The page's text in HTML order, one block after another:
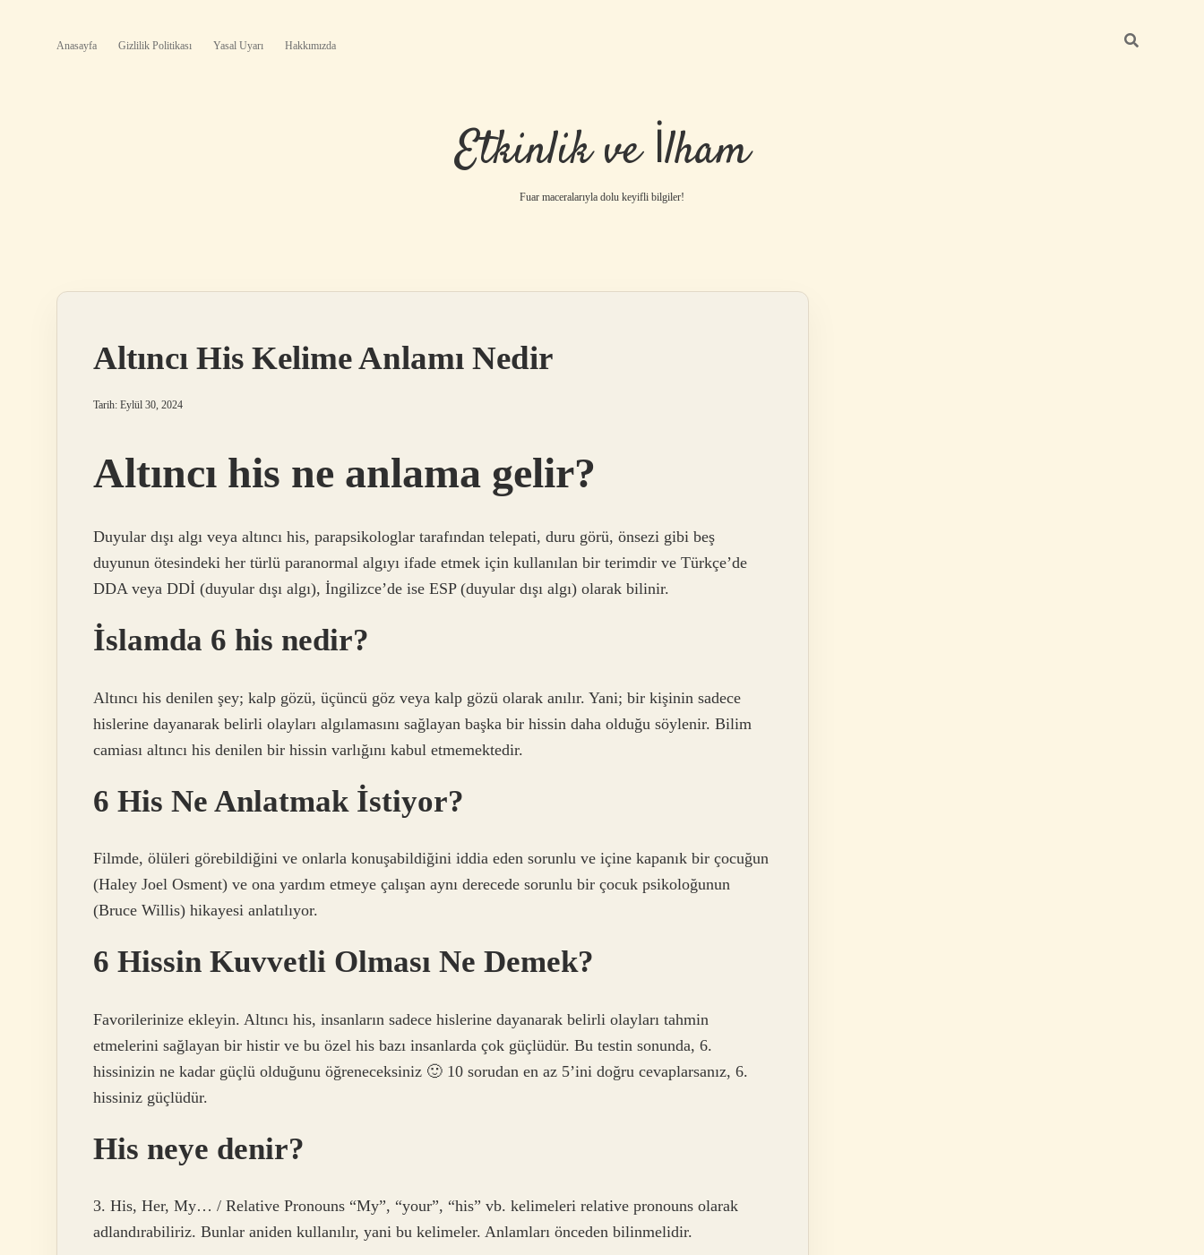
Anasayfa Gizlilik Politikası Yasal Uyarı Hakkımızda
Etkinlik ve İlham
Fuar maceralarıyla dolu keyifli bilgiler!
Altıncı His Kelime Anlamı Nedir
Tarih: Eylül 30, 2024
Altıncı his ne anlama gelir?
Duyular dışı algı veya altıncı his, parapsikologlar tarafından telepati, duru görü, önsezi gibi beş
duyunun ötesindeki her türlü paranormal algıyı ifade etmek için kullanılan bir terimdir ve Türkçe’de
DDA veya DDİ (duyular dışı algı), İngilizce’de ise ESP (duyular dışı algı) olarak bilinir.
İslamda 6 his nedir?
Altıncı his denilen şey; kalp gözü, üçüncü göz veya kalp gözü olarak anılır. Yani; bir kişinin sadece
hislerine dayanarak belirli olayları algılamasını sağlayan başka bir hissin daha olduğu söylenir. Bilim
camiası altıncı his denilen bir hissin varlığını kabul etmemektedir.
6 His Ne Anlatmak İstiyor?
Filmde, ölüleri görebildiğini ve onlarla konuşabildiğini iddia eden sorunlu ve içine kapanık bir çocuğun
(Haley Joel Osment) ve ona yardım etmeye çalışan aynı derecede sorunlu bir çocuk psikoloğunun
(Bruce Willis) hikayesi anlatılıyor.
6 Hissin Kuvvetli Olması Ne Demek?
Favorilerinize ekleyin. Altıncı his, insanların sadece hislerine dayanarak belirli olayları tahmin
etmelerini sağlayan bir histir ve bu özel his bazı insanlarda çok güçlüdür. Bu testin sonunda, 6.
hissinizin ne kadar güçlü olduğunu öğreneceksiniz 🙂 10 sorudan en az 5’ini doğru cevaplarsanız, 6.
hissiniz güçlüdür.
His neye denir?
3. His, Her, My… / Relative Pronouns “My”, “your”, “his” vb. kelimeleri relative pronouns olarak
adlandırabiliriz. Bunlar aniden kullanılır, yani bu kelimeler. Anlamları önceden bilinmelidir.